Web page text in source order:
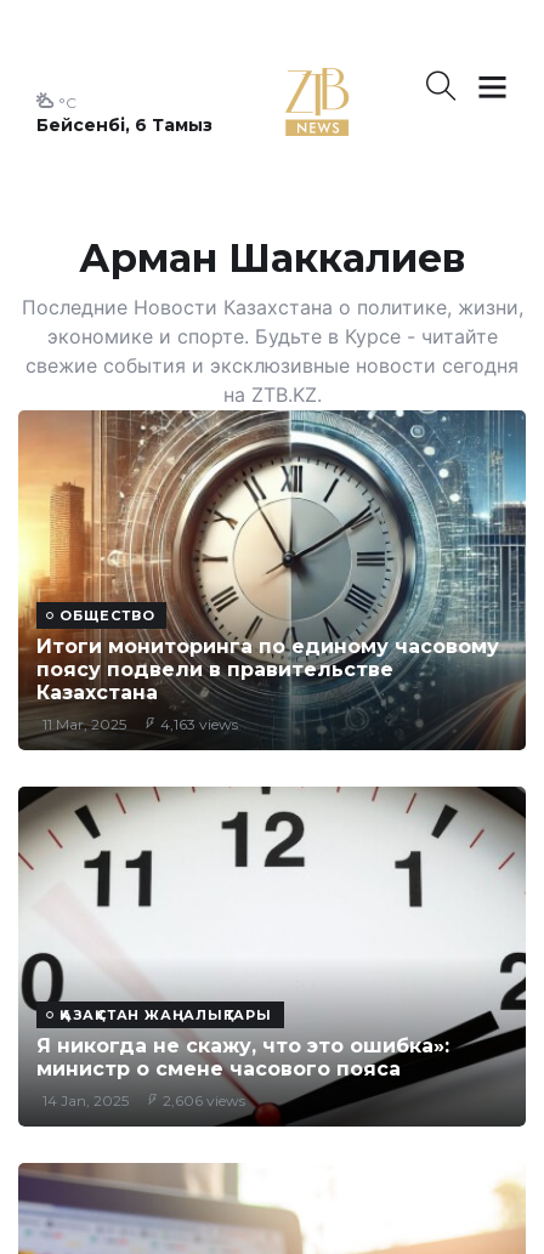
Бейсенбі, 6 Тамыз
°C
Арман Шаккалиев
Последние Новости Казахстана о политике, жизни,
экономике и спорте. Будьте в Курсе - читайте
свежие события и эксклюзивные новости сегодня
на ZTB.KZ.
ОБЩЕСТВО
Итоги мониторинга по единому часовому
поясу подвели в правительстве
Казахстана
11 Mar, 2025 4,163 views
ҚАЗАҚСТАН ЖАҢАЛЫҚТАРЫ
Я никогда не скажу, что это ошибка»:
министр о смене часового пояса
14 Jan, 2025 2,606 views